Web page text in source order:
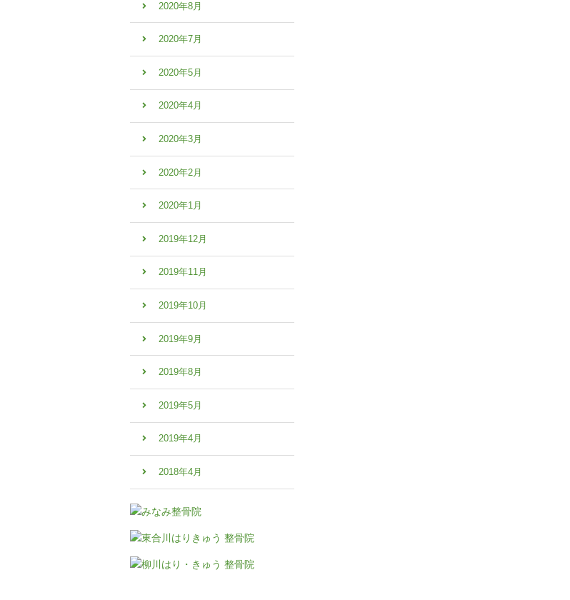
2020年8月
2020年7月
2020年5月
2020年4月
2020年3月
2020年2月
2020年1月
2019年12月
2019年11月
2019年10月
2019年9月
2019年8月
2019年5月
2019年4月
2018年4月